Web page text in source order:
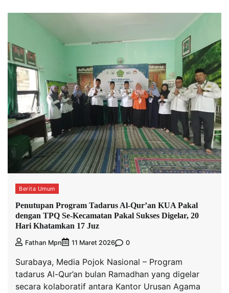
Berita Umum
Penutupan Program Tadarus Al-Qur’an KUA Pakal
dengan TPQ Se-Kecamatan Pakal Sukses Digelar, 20
Hari Khatamkan 17 Juz
Fathan Mpn 11 Maret 2026 0
Surabaya, Media Pojok Nasional – Program
tadarus Al-Qur’an bulan Ramadhan yang digelar
secara kolaboratif antara Kantor Urusan Agama